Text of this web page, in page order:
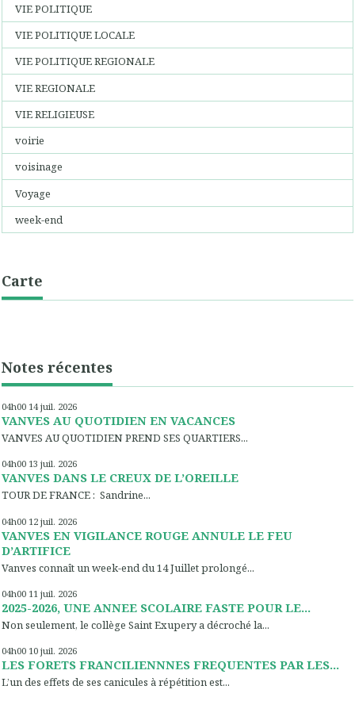
VIE POLITIQUE
VIE POLITIQUE LOCALE
VIE POLITIQUE REGIONALE
VIE REGIONALE
VIE RELIGIEUSE
voirie
voisinage
Voyage
week-end
Carte
Notes récentes
04h00 14 juil. 2026
VANVES AU QUOTIDIEN EN VACANCES
VANVES AU QUOTIDIEN PREND SES QUARTIERS...
04h00 13 juil. 2026
VANVES DANS LE CREUX DE L’OREILLE
TOUR DE FRANCE : Sandrine...
04h00 12 juil. 2026
VANVES EN VIGILANCE ROUGE ANNULE LE FEU
D’ARTIFICE
Vanves connaît un week-end du 14 Juillet prolongé...
04h00 11 juil. 2026
2025-2026, UNE ANNEE SCOLAIRE FASTE POUR LE...
Non seulement, le collège Saint Exupery a décroché la...
04h00 10 juil. 2026
LES FORETS FRANCILIENNNES FREQUENTES PAR LES...
L’un des effets de ses canicules à répétition est...